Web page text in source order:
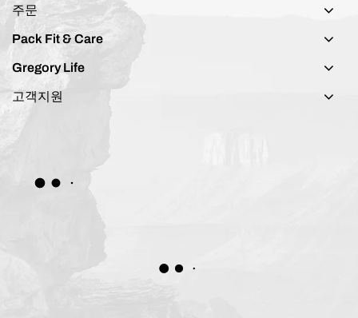
주문
Pack Fit & Care
Gregory Life
고객지원